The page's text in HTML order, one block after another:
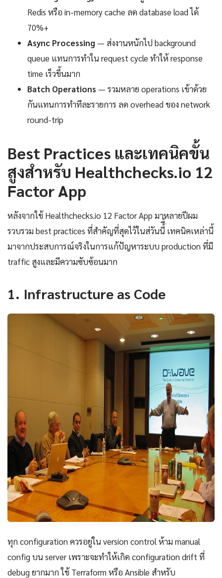
Redis หรือ in-memory cache ลด database load ได้
70%+
Async Processing — ส่งงานหนักไป background
queue แทนการทำใน request cycle ทำให้ response
time เร็วขึ้นมาก
Batch Operations — รวมหลาย operations เข้าด้วย
กันแทนการทำทีละรายการ ลด overhead ของ network
round-trip
Best Practices และเทคนิคขั้น
สูงสำหรับ Healthchecks.io 12
Factor App
หลังจากใช้ Healthchecks.io 12 Factor App มาหลายปีผม
รวบรวม best practices ที่สำคัญที่สุดไว้ในส่วันนี้ี้ เทคนิคเหล่านี้
มาจากประสบการณ์จริงในการแก้ปัญหาระบบ production ที่มี
traffic สูงและมีความซับซ้อนมาก
1. Infrastructure as Code
ทุก configuration ควรอยู่ใน version control ห้าม manual
config บน server เพราะจะทำให้เกิด configuration drift ที่
debug ยากมาก ใช้ Terraform หรือ Ansible สำหรับ